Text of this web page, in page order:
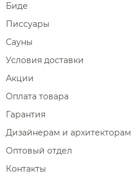
Биде
Писсуары
Сауны
Условия доставки
Акции
Оплата товара
Гарантия
Дизайнерам и архитекторам
Оптовый отдел
Контакты